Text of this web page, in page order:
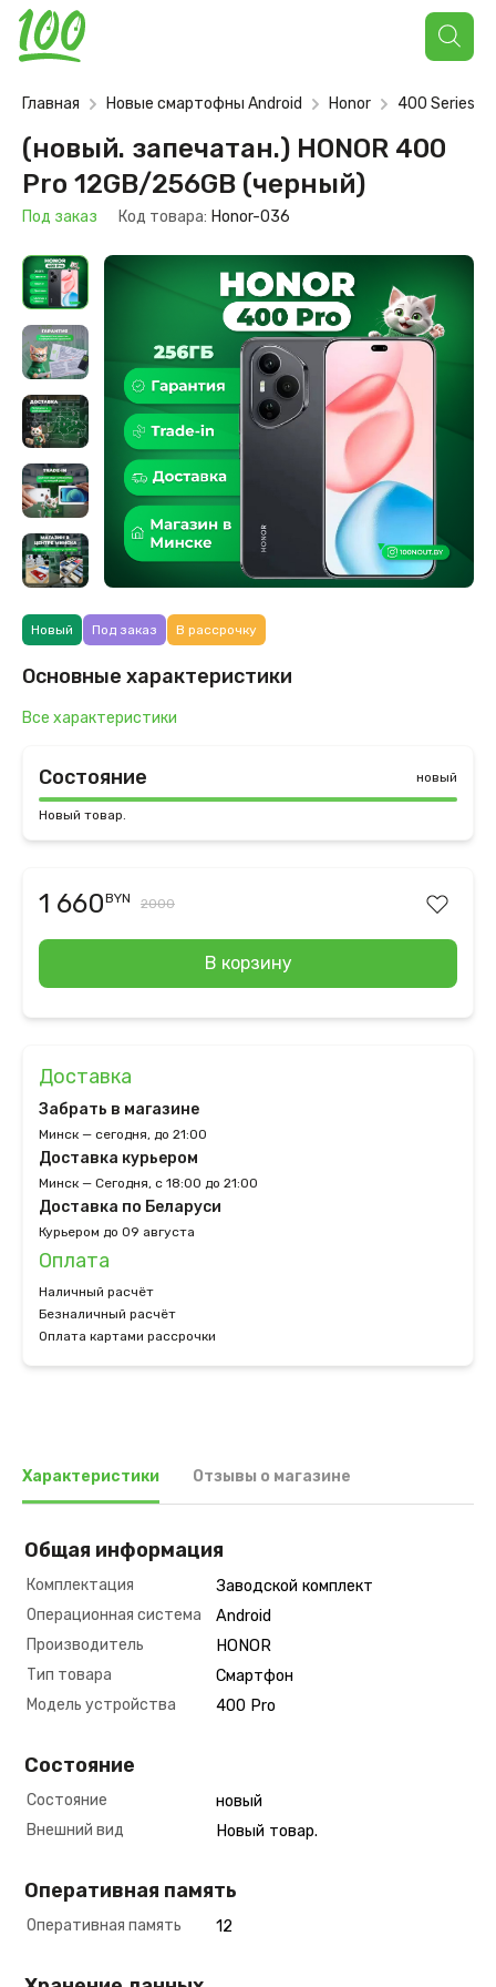
Поиск
товаров
Главная Новые смартофны Android Honor 400 Series
(новый. запечатан.) HONOR 400
Pro 12GB/256GB (черный)
Под заказ Код товара: Honor-036
Новый Под заказ В рассрочку
Основные характеристики
Все характеристики
Состояние новый
Новый товар.
1 660BYN 2000
В корзину
Доставка
Забрать в магазине
Минск — сегодня, до 21:00
Доставка курьером
Минск — Сегодня, с 18:00 до 21:00
Доставка по Беларуси
Курьером до 09 августа
Оплата
Наличный расчёт
Безналичный расчёт
Оплата картами рассрочки
Характеристики Отзывы о магазине
Общая информация
Комплектация
Заводской комплект
Операционная система
Android
Производитель
HONOR
Тип товара
Смартфон
Модель устройства
400 Pro
Состояние
Состояние
новый
Внешний вид
Новый товар.
Оперативная память
Оперативная память 12